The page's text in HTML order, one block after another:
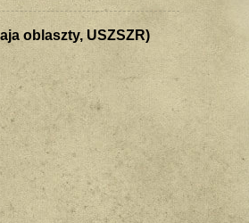
oblaszty, USZSZR)